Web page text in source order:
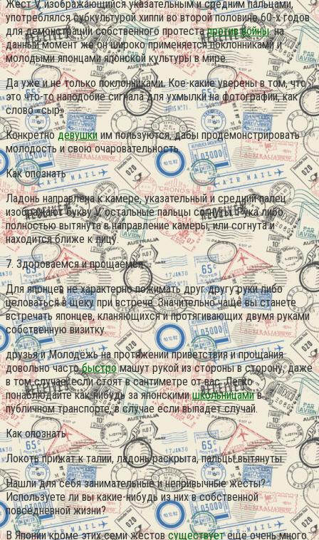
Жест V, изображающийся указательным и средним пальцами,
употреблялся субкультурой хиппи во второй половине 60-х годов
для демонстрации собственного протестапротив войны. на
данный момент же он широко применяется поклонниками и
молодыми японцами японской культуры в мире.
Да уже и не только поклонниками. Кое-какие уверены в том, что
это что-то наподобие сигнала для ухмылки на фотографии, как
слово «сыр».
Конкретнодевушки им пользуются, дабы продемонстрировать
молодость и свою очаровательность.
Как опознать
Ладонь направлена к камере, указательный и средний палец
изображают букву V, остальные пальцы согнуты. Рука либо
полностью вытянута в направление камеры, или согнута и
находится ближе к лицу.
7. Здороваемся и прощаемся
Для японцев не характерно пожимать друг другу руки либо
целоваться в щёку при встрече. Значительно чаще вы станете
встречать японцев, кланяющихся и протягивающих двумя руками
собственную визитку.
друзья и Молодёжь на протяжении приветствия и прощания
довольно частобыстромашут рукой из стороны в сторону, даже
в том случае, если стоят в сантиметре от вас. Легко
понаблюдайте как-нибудь за японскимишкольницамив
публичном транспорте, в случае если выпадет случай.
Как опознать
Локоть прижат к талии, ладонь раскрыта, пальцы вытянуты.
Нашли для себя занимательные и непривычные жесты?
Используете ли вы какие-нибудь из них в собственной
повседневной жизни?
В Японии кроме этих семи жестовсуществуетещё очень много